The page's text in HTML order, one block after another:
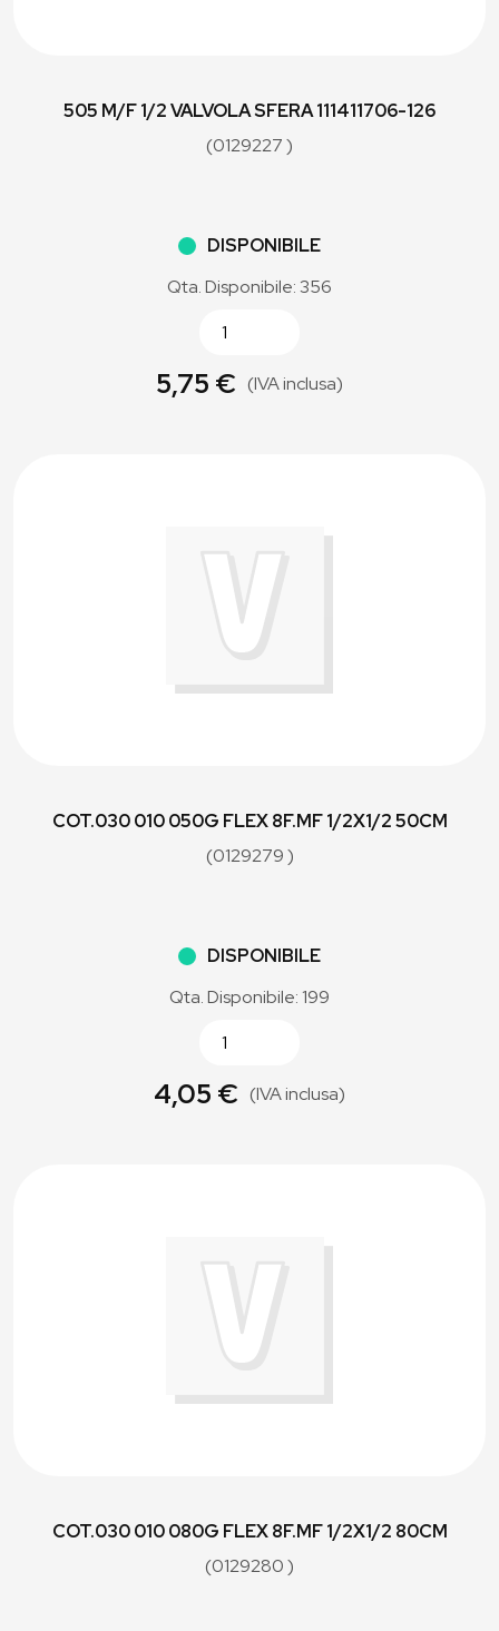
505 M/F 1/2 VALVOLA SFERA 111411706-126
(0129227 )
DISPONIBILE
Qta. Disponibile: 356
5,75 € (IVA inclusa)
COT.030 010 050G FLEX 8F.MF 1/2X1/2 50CM
(0129279 )
DISPONIBILE
Qta. Disponibile: 199
4,05 € (IVA inclusa)
COT.030 010 080G FLEX 8F.MF 1/2X1/2 80CM
(0129280 )